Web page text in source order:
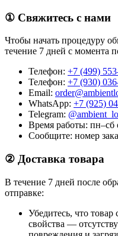
① Свяжитесь с нами
Чтобы начать процедуру
течение 7 дней с момента
Телефон: +7 (499)
Телефон: +7 (930)
Email:
WhatsApp: +7 (925)
Telegram:
Время работы: пн–сб
Сообщите: номер
② Доставка товара
В течение 7 дней после
отправке:
Убедитесь, что товар
свойства —